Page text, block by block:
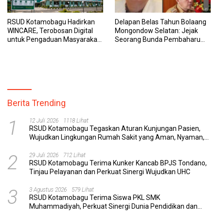
RSUD Kotamobagu Hadirkan
WINCARE, Terobosan Digital
untuk Pengaduan Masyarakat
Delapan Belas Tahun Bolaang
Mongondow Selatan: Jejak
Seorang Bunda Pembaharu
Berita Trending
1 12 Juli 2026 1118 Lihat
RSUD Kotamobagu Tegaskan Aturan Kunjungan Pasien,
Wujudkan Lingkungan Rumah Sakit yang Aman, Nyaman,
2 29 Juli 2026 712 Lihat
RSUD Kotamobagu Terima Kunker Kancab BPJS Tondano,
Tinjau Pelayanan dan Perkuat Sinergi Wujudkan UHC
3 3 Agustus 2026 579 Lihat
RSUD Kotamobagu Terima Siswa PKL SMK
Muhammadiyah, Perkuat Sinergi Dunia Pendidikan dan